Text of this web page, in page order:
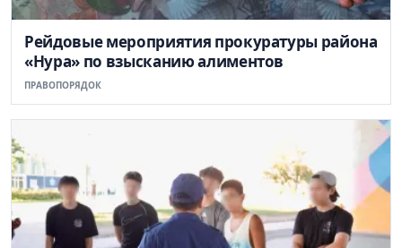
Рейдовые мероприятия прокуратуры района
«Нура» по взысканию алиментов
ПРАВОПОРЯДОК